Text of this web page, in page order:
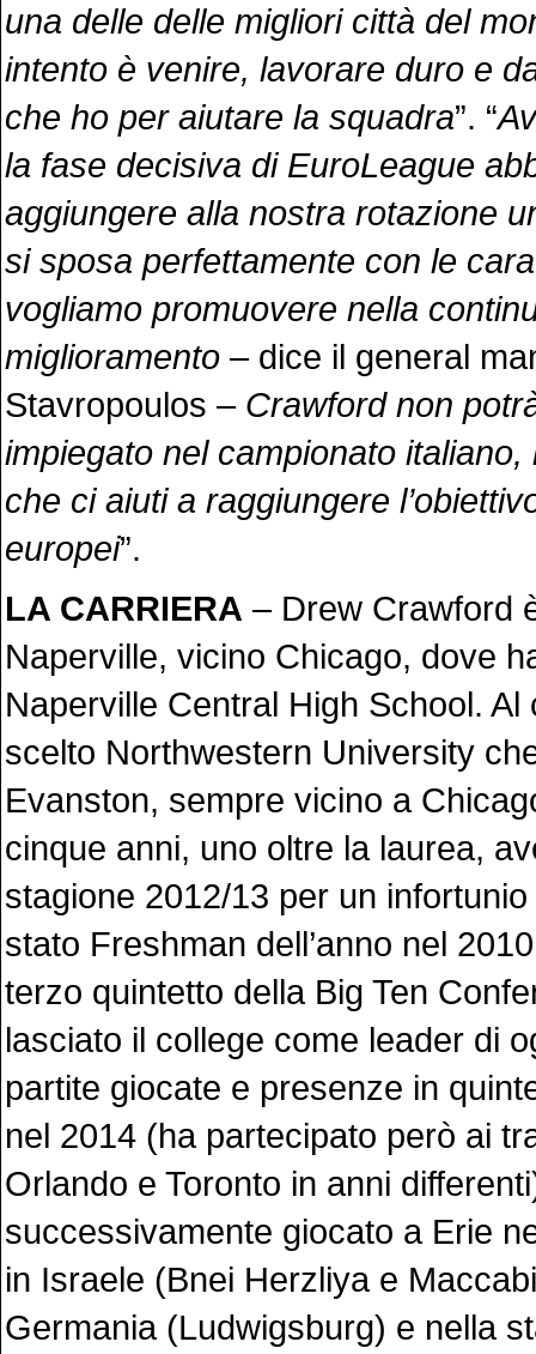
una delle delle migliori città del
intento è venire, lavorare duro e
che ho per aiutare la squadra”. “
la fase decisiva di EuroLeague
aggiungere alla nostra rotazione
si sposa perfettamente con le
vogliamo promuovere nella
miglioramento – dice il general
Stavropoulos – Crawford non
impiegato nel campionato italiano,
che ci aiuti a raggiungere
europei”.
LA CARRIERA – Drew Crawford
Naperville, vicino Chicago, dove
Naperville Central High School. Al
scelto Northwestern University
Evanston, sempre vicino a
cinque anni, uno oltre la laurea,
stagione 2012/13 per un infortunio
stato Freshman dell’anno nel
terzo quintetto della Big Ten
lasciato il college come leader di
partite giocate e presenze in
nel 2014 (ha partecipato però ai
Orlando e Toronto in anni
successivamente giocato a Erie
in Israele (Bnei Herzliya e
Germania (Ludwigsburg) e nella